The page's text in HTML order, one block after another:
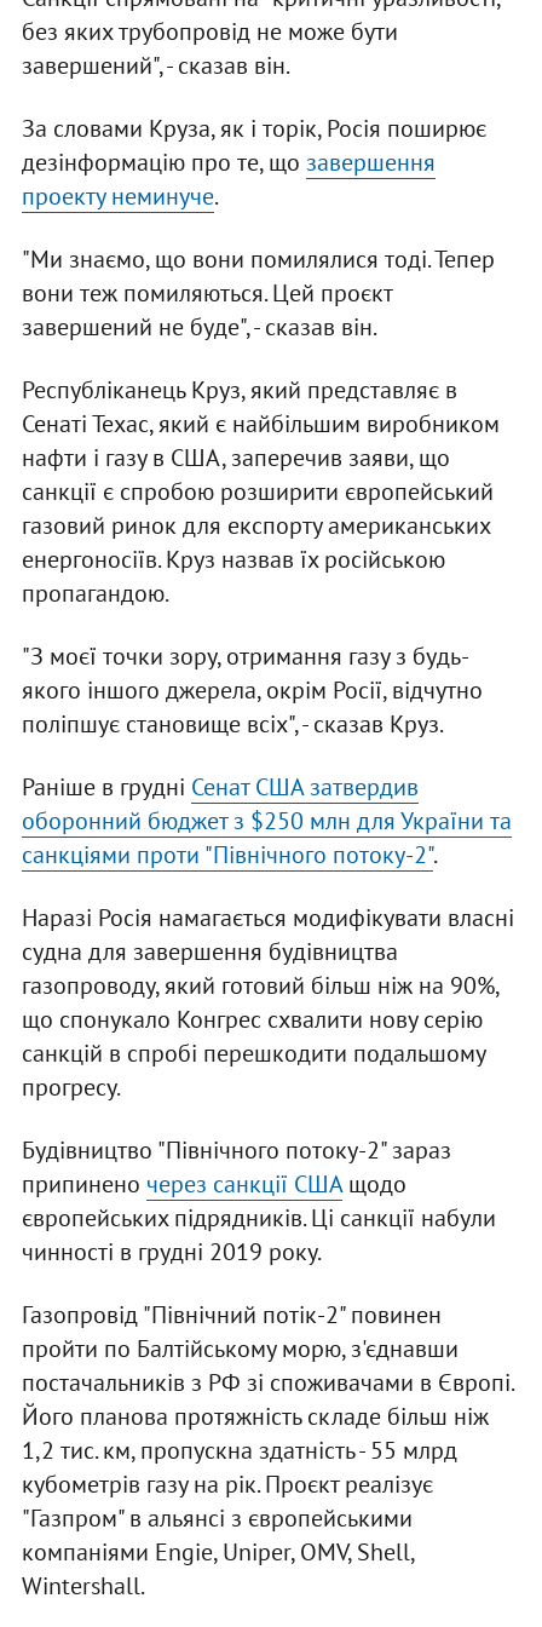
без яких трубопровід не може бути
завершений", - сказав він.
За словами Круза, як і торік, Росія поширює
дезінформацію про те, що завершення
проекту неминуче.
"Ми знаємо, що вони помилялися тоді. Тепер
вони теж помиляються. Цей проєкт
завершений не буде", - сказав він.
Республіканець Круз, який представляє в
Сенаті Техас, який є найбільшим виробником
нафти і газу в США, заперечив заяви, що
санкції є спробою розширити європейський
газовий ринок для експорту американських
енергоносіїв. Круз назвав їх російською
пропагандою.
"З моєї точки зору, отримання газу з будь-
якого іншого джерела, окрім Росії, відчутно
поліпшує становище всіх", - сказав Круз.
Раніше в грудні Сенат США затвердив
оборонний бюджет з $250 млн для України та
санкціями проти "Північного потоку-2".
Наразі Росія намагається модифікувати власні
судна для завершення будівництва
газопроводу, який готовий більш ніж на 90%,
що спонукало Конгрес схвалити нову серію
санкцій в спробі перешкодити подальшому
прогресу.
Будівництво "Північного потоку-2" зараз
припинено через санкції СШАщодо
європейських підрядників. Ці санкції набули
чинності в грудні 2019 року.
Газопровід "Північний потік-2" повинен
пройти по Балтійському морю, з'єднавши
постачальників з РФ зі споживачами в Європі.
Його планова протяжність складе більш ніж
1,2 тис. км, пропускна здатність - 55 млрд
кубометрів газу на рік. Проєкт реалізує
"Газпром" в альянсі з європейськими
компаніями Engie, Uniper, OMV, Shell,
Wintershall.